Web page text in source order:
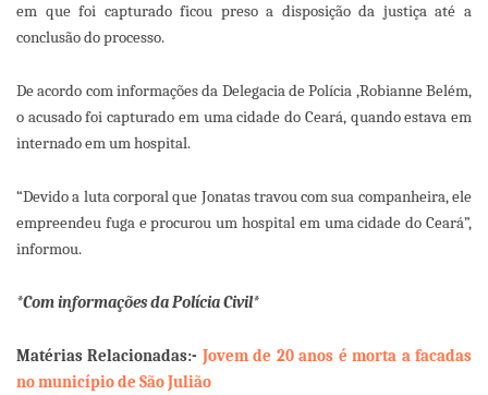
em que foi capturado ficou preso a disposição da justiça até a
conclusão do processo.
De acordo com informações da Delegacia de Polícia ,Robianne Belém,
o acusado foi capturado em uma cidade do Ceará, quando estava em
internado em um hospital.
“Devido a luta corporal que Jonatas travou com sua companheira, ele
empreendeu fuga e procurou um hospital em uma cidade do Ceará”,
informou.
*Com informações da Polícia Civil*
Matérias Relacionadas:- Jovem de 20 anos é morta a facadas
no município de São Julião